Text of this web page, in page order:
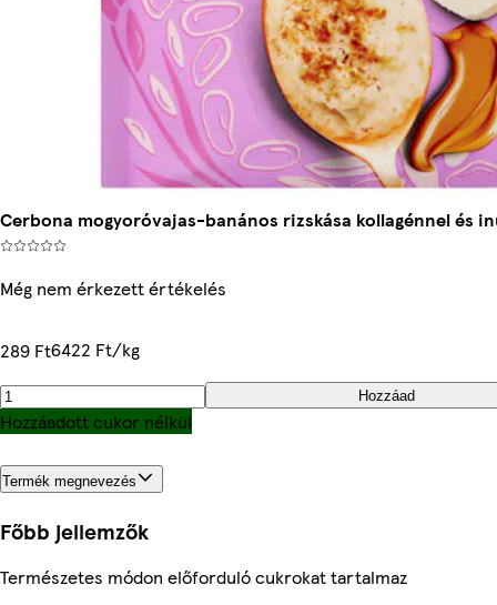
Cerbona mogyoróvajas-banános rizskása kollagénnel és
Még nem érkezett értékelés
289 Ft6422 Ft/kg
Hozzáad
Hozzáadott cukor nélkül
Termék megnevezés
Főbb jellemzők
Természetes módon előforduló cukrokat tartalmaz